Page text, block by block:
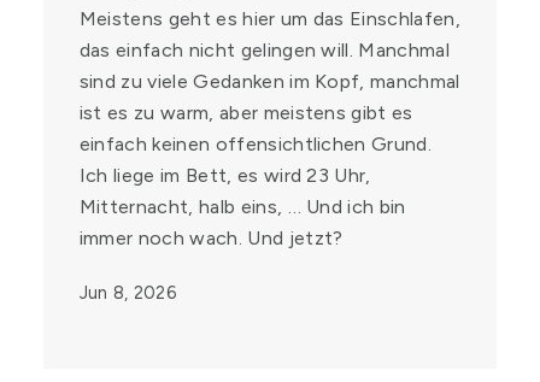
Meistens geht es hier um das Einschlafen,
das einfach nicht gelingen will. Manchmal
sind zu viele Gedanken im Kopf, manchmal
ist es zu warm, aber meistens gibt es
einfach keinen offensichtlichen Grund.
Ich liege im Bett, es wird 23 Uhr,
Mitternacht, halb eins, … Und ich bin
immer noch wach. Und jetzt?
Jun 8, 2026